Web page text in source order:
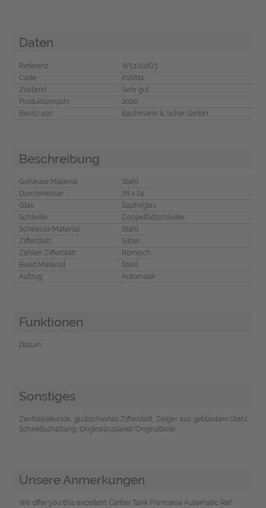
Daten
Referenz
W51002Q3
Code
K16811
Zustand
Sehr gut
Produktionsjahr
2000
Besitz von
Bachmann & Scher GmbH
Beschreibung
Gehäuse Material
Stahl
Durchmesser
28 x 24
Glas
Saphirglas
Schließe
Doppelfaltschließe
Schliesse Material
Stahl
Zifferblatt
Silber
Zahlen Zifferblatt
Römisch
Band Material
Stahl
Aufzug
Automatik
Funktionen
Datum
Sonstiges
Zentralsekunde, guillochiertes Zifferblatt, Zeiger aus gebläutem Stahl,
Schnellschaltung, Originalzustand/Originalteile
Unsere Anmerkungen
We offer you this excellent Cartier Tank Francaise Automatic Ref.